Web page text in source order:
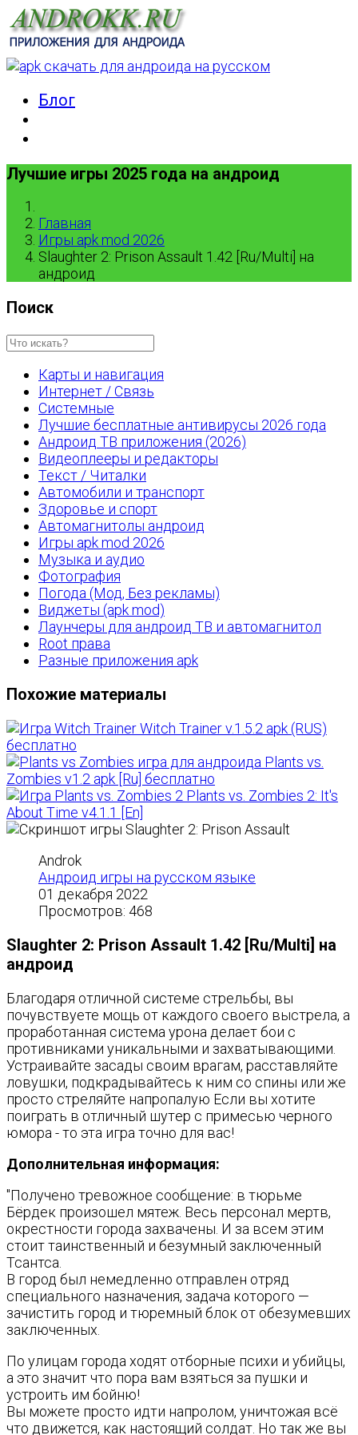
Блог
Лучшие игры 2025 года на андроид
Главная
Игры apk mod 2026
Slaughter 2: Prison Assault 1.42 [Ru/Multi] на
андроид
Поиск
Карты и навигация
Интернет / Связь
Системные
Лучшие бесплатные антивирусы 2026 года
Андроид ТВ приложения (2026)
Видеоплееры и редакторы
Текст / Читалки
Автомобили и транспорт
Здоровье и спорт
Автомагнитолы андроид
Игры apk mod 2026
Музыка и аудио
Фотография
Погода (Мод, Без рекламы)
Виджеты (apk mod)
Лаунчеры для андроид ТВ и автомагнитол
Root права
Разные приложения apk
Похожие материалы
Witch Trainer v.1.5.2 apk (RUS)
бесплатно
Plants vs.
Zombies v1.2 apk [Ru] бесплатно
Plants vs. Zombies 2: It's
About Time v4.1.1 [En]
Androk
Андроид игры на русском языке
01 декабря 2022
Просмотров: 468
Slaughter 2: Prison Assault 1.42 [Ru/Multi] на
андроид
Благодаря отличной системе стрельбы, вы
почувствуете мощь от каждого своего выстрела, а
проработанная система урона делает бои с
противниками уникальными и захватывающими.
Устраивайте засады своим врагам, расставляйте
ловушки, подкрадывайтесь к ним со спины или же
просто стреляйте напропалую Если вы хотите
поиграть в отличный шyтep с примесью черного
юмора - то эта игра точно для вас!
Дополнительная информация:
"Получено тревожное сообщение: в тюрьме
Бёрдек произошел мятеж. Весь персонал мертв,
окрестности города захвачены. И за всем этим
стоит таинственный и безумный заключенный
Тсантса.
В город был немедленно отправлен отряд
специального назначения, задача которого —
зачистить город и тюремный блок от обезумевших
заключенных.
По улицам города ходят отборные психи и убийцы,
а это значит что пора вам взяться за пушки и
устроить им бойню!
Вы можете просто идти напролом, уничтожая всё
что движется, как настоящий солдат. Но так же вы